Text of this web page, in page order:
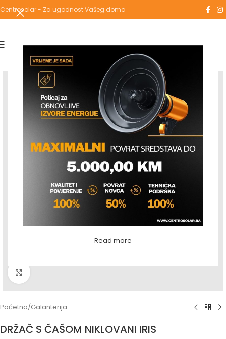
Read more
Centrosolar - Za ugodnost Vašeg doma
Povećaj sliku
Početna/Galanterija
DRŽAČ S ČAŠOM NIKLOVANI IRIS